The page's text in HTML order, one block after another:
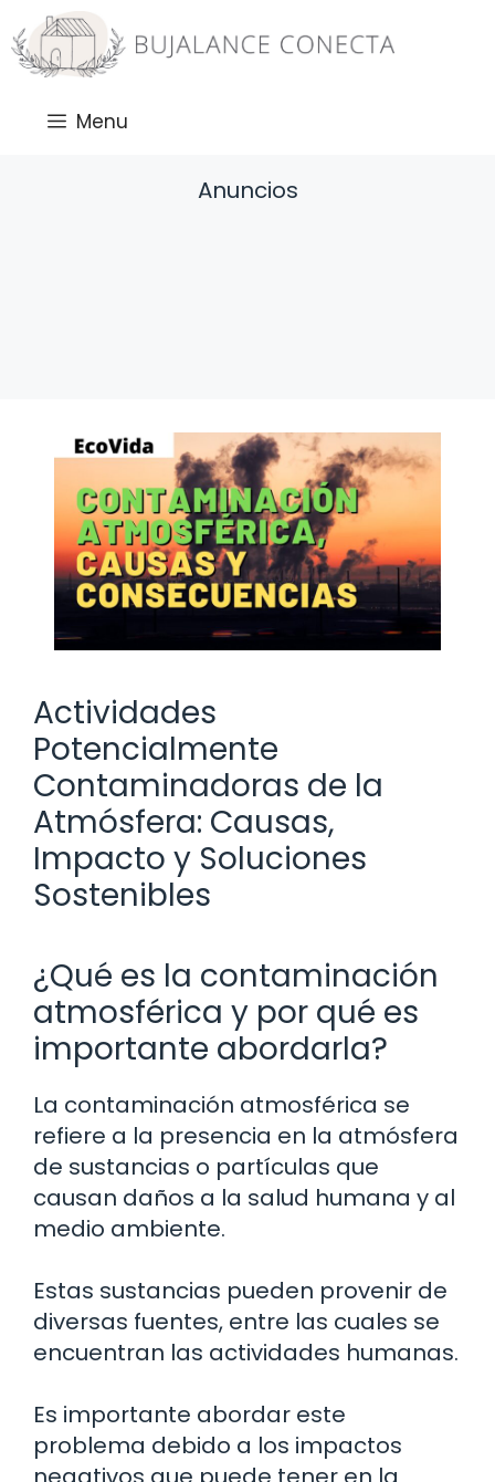
Saltar
al
contenido
Menu
Anuncios
Actividades
Potencialmente
Contaminadoras de la
Atmósfera: Causas,
Impacto y Soluciones
Sostenibles
¿Qué es la contaminación
atmosférica y por qué es
importante abordarla?
La contaminación atmosférica se
refiere a la presencia en la atmósfera
de sustancias o partículas que
causan daños a la salud humana y al
medio ambiente.
Estas sustancias pueden provenir de
diversas fuentes, entre las cuales se
encuentran las actividades humanas.
Es importante abordar este
problema debido a los impactos